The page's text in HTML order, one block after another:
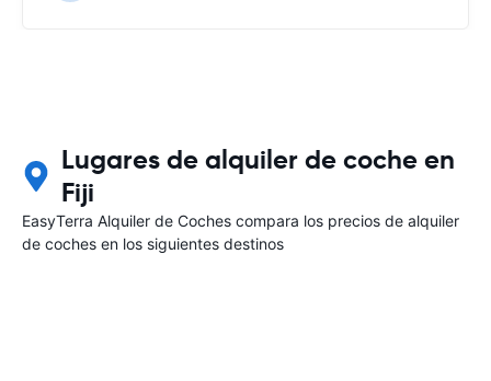
Lugares de alquiler de coche en
Fiji
EasyTerra Alquiler de Coches compara los precios de alquiler
de coches en los siguientes destinos